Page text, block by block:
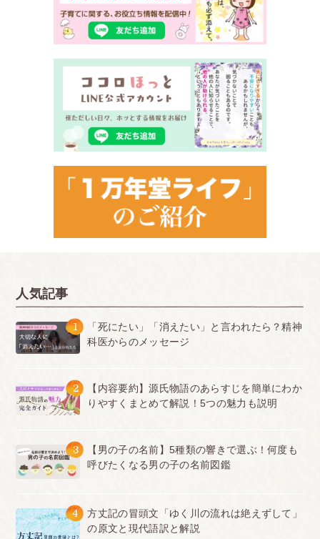
人気記事
1
「死にたい」「消えたい」と言われたら？精神
科医からのメッセージ
2
【内容要約】源氏物語のあらすじを簡単にわか
りやすくまとめて解説！5つの魅力も説明
3
【男の子の名前】5種類の響きで選ぶ！何度も
呼びたくなる男の子の名前図鑑
4
方丈記の冒頭文「ゆく川の流れは絶えずして」
の原文と現代語訳と解説